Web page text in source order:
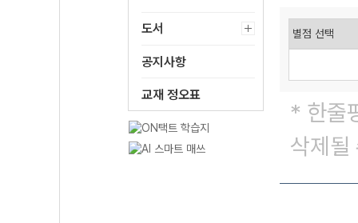
도서
공지사항
교재 정오표
* 한줄
삭제될